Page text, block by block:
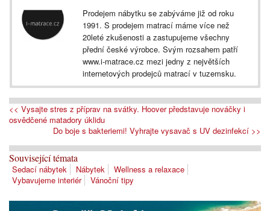
Prodejem nábytku se zabýváme již od roku
1991. S prodejem matrací máme více než
20leté zkušenosti a zastupujeme všechny
přední české výrobce. Svým rozsahem patří
www.i-matrace.cz mezi jedny z největších
internetových prodejců matrací v tuzemsku.
<< Vysajte stres z příprav na svátky. Hoover představuje nováčky i
osvědčené matadory úklidu
Do boje s bakteriemi! Vyhrajte vysavač s UV dezinfekcí >>
Související témata
Sedací nábytek Nábytek
Wellness a relaxace
Vybavujeme interiér
Vánoční tipy